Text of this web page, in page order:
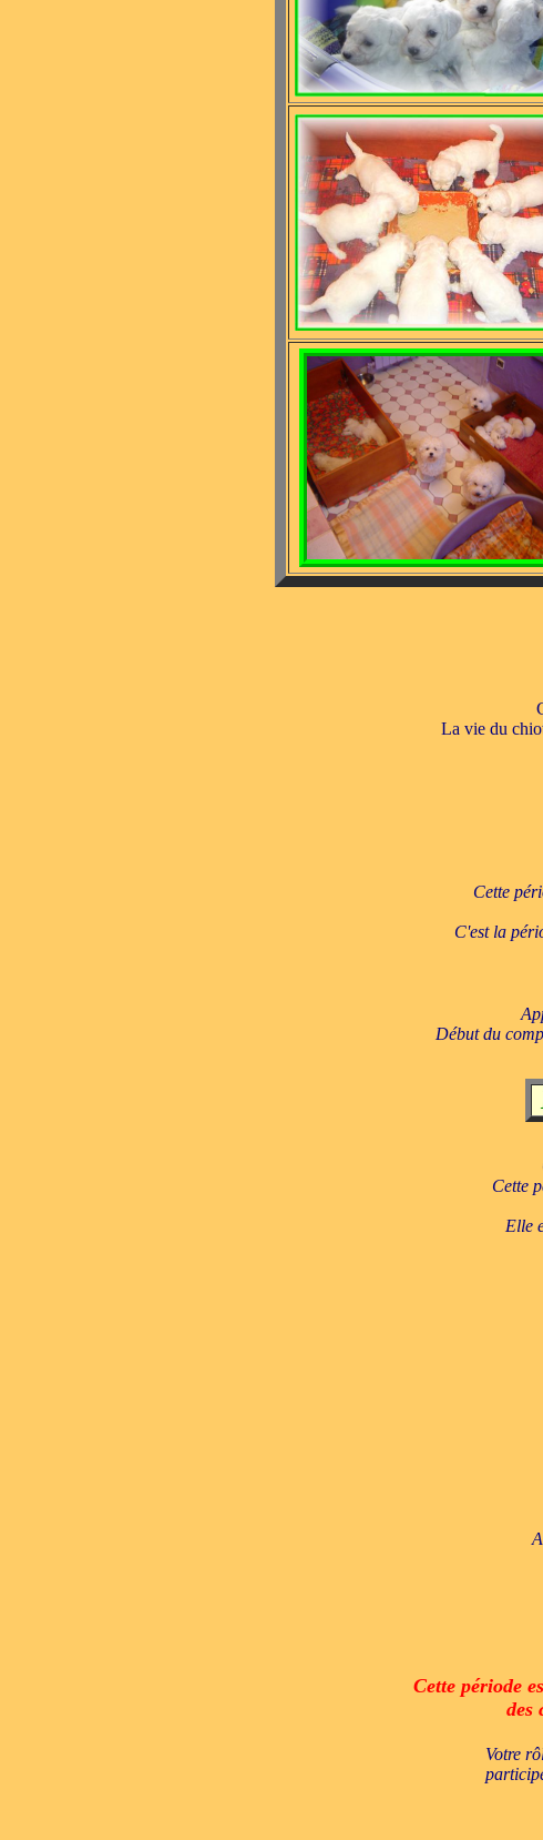
La vie du
Cette
C'est la
Début du
Cette
Elle
Cette période
des
Votre